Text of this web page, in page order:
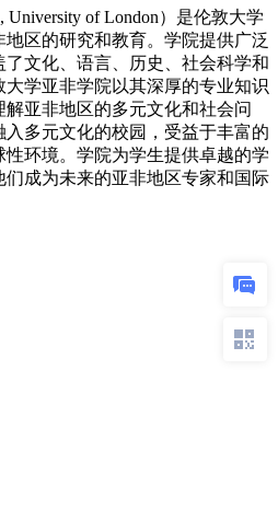
of London）是伦敦大学
区的研究和教育。学院提供广泛
文化、语言、历史、社会科学和
学亚非学院以其深厚的专业知识
亚非地区的多元文化和社会问
多元文化的校园，受益于丰富的
环境。学院为学生提供卓越的学
成为未来的亚非地区专家和国际